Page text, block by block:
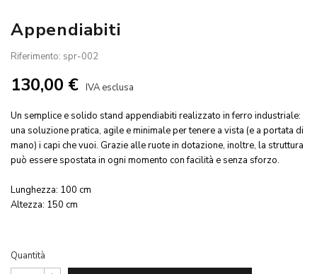
Appendiabiti
Riferimento: spr-002
130,00 € IVA esclusa
Un semplice e solido stand appendiabiti realizzato in ferro industriale:
una soluzione pratica, agile e minimale per tenere a vista (e a portata di
mano) i capi che vuoi. Grazie alle ruote in dotazione, inoltre, la struttura
può essere spostata in ogni momento con facilità e senza sforzo.
Lunghezza: 100 cm
Altezza: 150 cm
Quantità